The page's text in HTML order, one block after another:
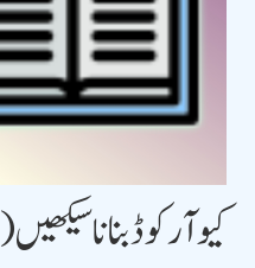
کیو آر کوڈ بنانا سیکھیں (Video)